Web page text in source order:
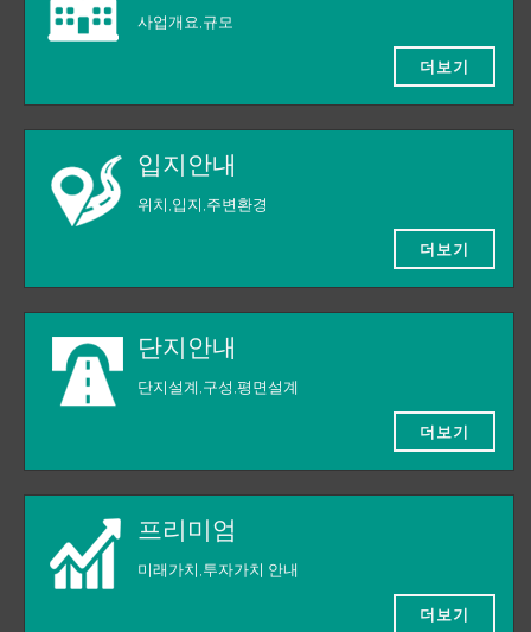
사업개요,규모
더보기
입지안내
위치,입지,주변환경
더보기
단지안내
단지설계,구성,평면설계
더보기
프리미엄
미래가치,투자가치 안내
더보기